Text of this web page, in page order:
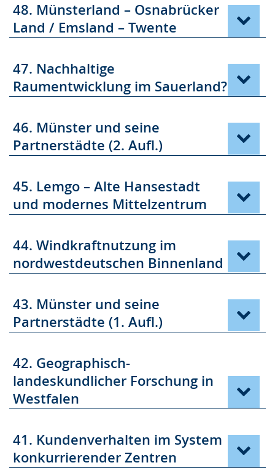
48. Münsterland – Osnabrücker
Land / Emsland – Twente
47. Nachhaltige
Raumentwicklung im Sauerland?
46. Münster und seine
Partnerstädte (2. Aufl.)
45. Lemgo – Alte Hansestadt
und modernes Mittelzentrum
44. Windkraftnutzung im
nordwestdeutschen Binnenland
43. Münster und seine
Partnerstädte (1. Aufl.)
42. Geographisch-
landeskundlicher Forschung in
Westfalen
41. Kundenverhalten im System
konkurrierender Zentren